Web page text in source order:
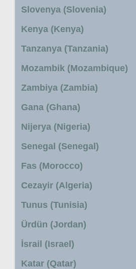
Slovenya (Slovenia)
Kenya (Kenya)
Tanzanya (Tanzania)
Mozambik (Mozambique)
Zambiya (Zambia)
Gana (Ghana)
Nijerya (Nigeria)
Senegal (Senegal)
Fas (Morocco)
Cezayir (Algeria)
Tunus (Tunisia)
Ürdün (Jordan)
İsrail (Israel)
Katar (Qatar)